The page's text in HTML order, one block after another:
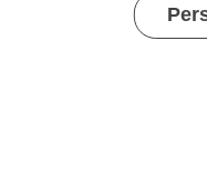
, rédigée en français,
date et heure…)
l'amende